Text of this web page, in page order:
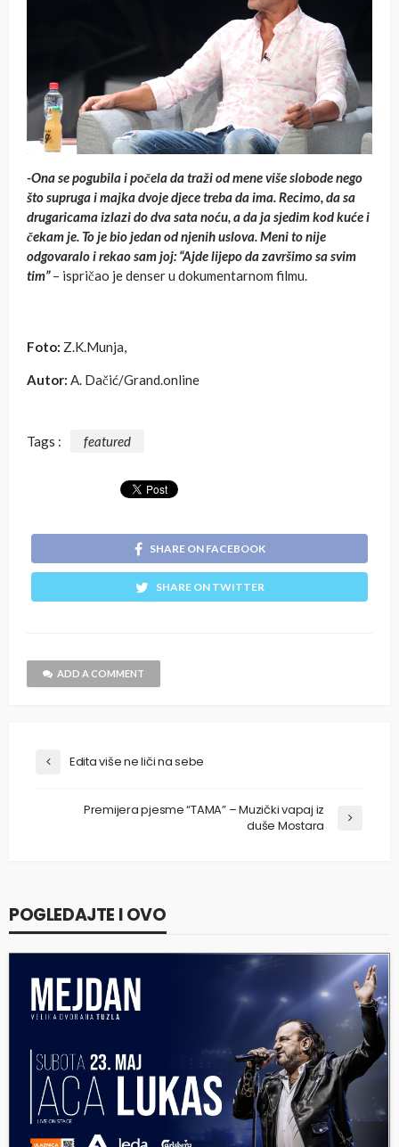
-Ona se pogubila i počela da traži od mene više slobode nego
što supruga i majka dvoje djece treba da ima. Recimo, da sa
drugaricama izlazi do dva sata noću, a da ja sjedim kod kuće i
čekam je. To je bio jedan od njenih uslova. Meni to nije
odgovaralo i rekao sam joj: “Ajde lijepo da završimo sa svim
tim”– ispričao je denser u dokumentarnom filmu.
Foto: Z.K.Munja,
Autor: A. Dačić/Grand.online
Tags : featured
SHARE ON FACEBOOK
SHARE ON TWITTER
ADD A COMMENT
Edita više ne liči na sebe
Premijera pjesme “TAMA” – Muzički vapaj iz
duše Mostara
POGLEDAJTE I OVO